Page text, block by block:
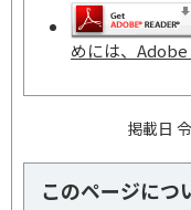
めには、Adobe
掲載日
このページにつ